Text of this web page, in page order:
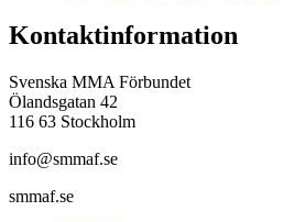
Kontaktinformation
Svenska MMA Förbundet
Ölandsgatan 42
116 63 Stockholm
info@smmaf.se
smmaf.se